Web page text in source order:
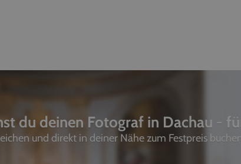
du deinen Fotograf in Dachau -
und direkt in deiner Nähe zum Festpreis